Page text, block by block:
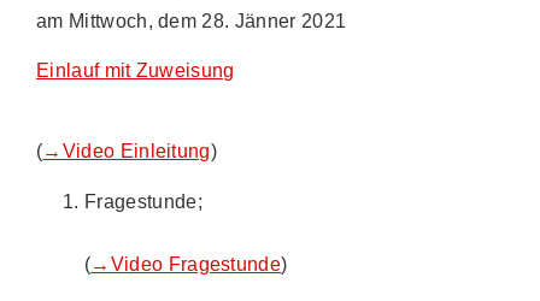
am Mittwoch, dem 28. Jänner 2021
Einlauf mit Zuweisung
(→Video Einleitung)
Fragestunde;
(→Video Fragestunde)